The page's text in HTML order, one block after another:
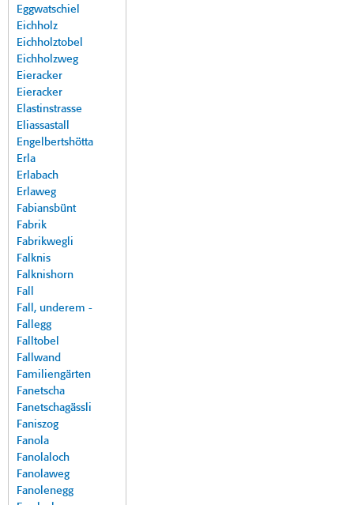
Eggwatschiel
Eichholz
Eichholztobel
Eichholzweg
Eieracker
Eieracker
Elastinstrasse
Eliassastall
Engelbertshötta
Erla
Erlabach
Erlaweg
Fabiansbünt
Fabrik
Fabrikwegli
Falknis
Falknishorn
Fall
Fall, underem -
Fallegg
Falltobel
Fallwand
Familiengärten
Fanetscha
Fanetschagässli
Faniszog
Fanola
Fanolaloch
Fanolaweg
Fanolenegg